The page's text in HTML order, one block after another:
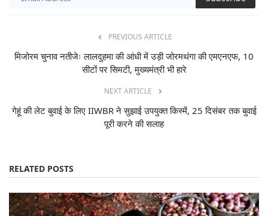
PREVIOUS ARTICLE
मिजोरम चुनाव नतीजेः लालदुहमा की आंधी में उड़ी जोरमथंगा की एमएनएफ, 10
सीटों पर सिमटी, मुख्यमंत्री भी हारे
NEXT ARTICLE
गेहूं की लेट बुवाई के लिए IIWBR ने सुझाई उपयुक्त किस्में, 25 दिसंबर तक बुवाई
पूरी करने की सलाह
RELATED POSTS